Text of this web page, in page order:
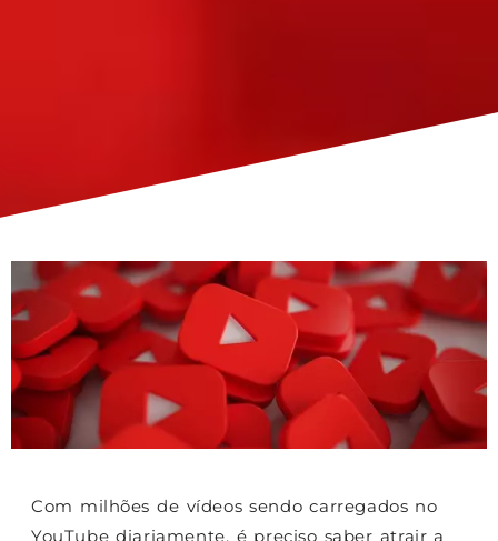
Com milhões de vídeos sendo carregados no
YouTube diariamente, é preciso saber atrair a